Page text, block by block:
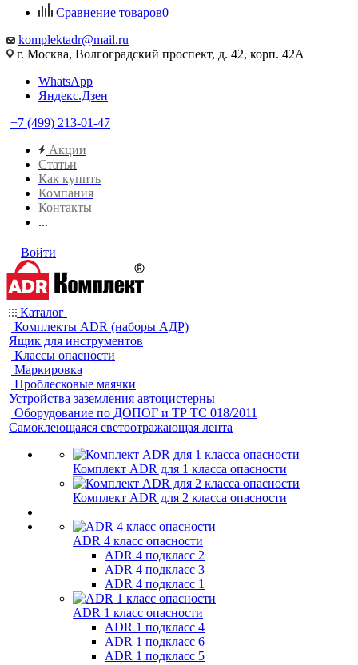
Сравнение товаров0
komplektadr@mail.ru
г. Москва, Волгоградский проспект, д. 42, корп. 42А
WhatsApp
Яндекс.Дзен
+7 (499) 213-01-47
Акции
Статьи
Как купить
Компания
Контакты
...
Войти
Каталог
Комплекты ADR (наборы АДР)
Ящик для инструментов
Классы опасности
Маркировка
Проблесковые маячки
Устройства заземления автоцистерны
Оборудование по ДОПОГ и ТР ТС 018/2011
Самоклеющаяся светоотражающая лента
Комплект ADR для 1 класса опасности
Комплект ADR для 2 класса опасности
ADR 4 класс опасности
ADR 4 подкласс 2
ADR 4 подкласс 3
ADR 4 подкласс 1
ADR 1 класс опасности
ADR 1 подкласс 4
ADR 1 подкласс 6
ADR 1 подкласс 5